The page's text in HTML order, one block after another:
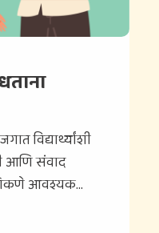
विद्यार्थ्यांशी
आणि संवाद
आवश्यक...